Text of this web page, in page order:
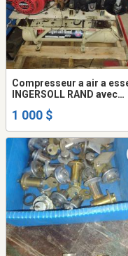
Compresseur a air a essence
INGERSOLL RAND avec
condition
1 000 $